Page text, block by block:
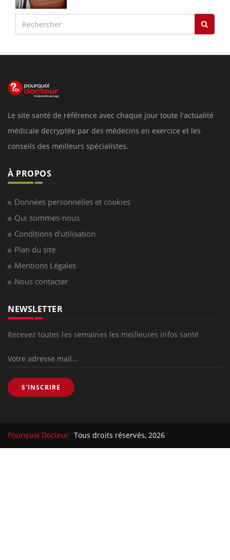
Le site santé de référence avec chaque jour toute l'actualité
médicale decryptée par des médecins en exercice et les
conseils des meilleurs spécialistes.
À PROPOS
Données personnelles et cookies
Qui sommes-nous
Conditions d'utilisation
Plan du site
Mentions Légales
Nous contacter
NEWSLETTER
Recevez toutes les semaines les meilleures infos santé
S'INSCRIRE
Pourquoi Docteur Tous droits réservés, 2026